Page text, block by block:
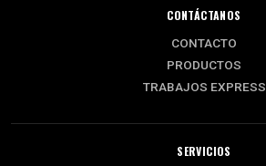
CONTÁCTANOS
CONTACTO
PRODUCTOS
TRABAJOS EXPRESS
SERVICIOS